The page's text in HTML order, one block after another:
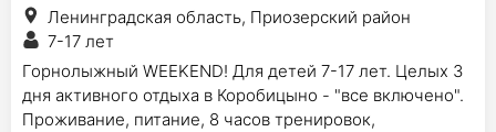
Ленинградская область, Приозерский район
7-17 лет
Горнолыжный WEEKEND! Для детей 7-17 лет. Целых 3
дня активного отдыха в Коробицыно - "все включено".
Проживание, питание, 8 часов тренировок,